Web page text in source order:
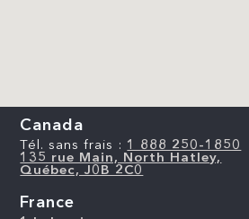
Canada
Tél. sans frais : 1 888 250-1850
135 rue Main, North Hatley,
Québec, J0B 2C0
France